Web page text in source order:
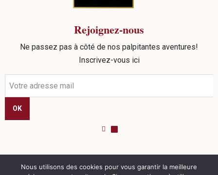
Rejoignez-nous
Ne passez pas à côté de nos palpitantes aventures!
Inscrivez-vous ici
OK
© 2026 Sead Events. tous droits réservés | Politique de
Nous utilisons des cookies pour vous garantir la meilleure